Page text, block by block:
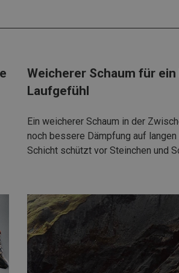
Weicherer Schaum für
Laufgefühl
Ein weicherer Schaum in der
noch bessere Dämpfung auf
Schicht schützt vor Steinchen und